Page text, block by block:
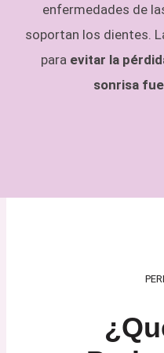
enfermedades de
soportan los dientes.
para evitar la
sonrisa